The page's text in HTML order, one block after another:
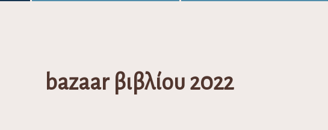
bazaar βιβλίου 2022